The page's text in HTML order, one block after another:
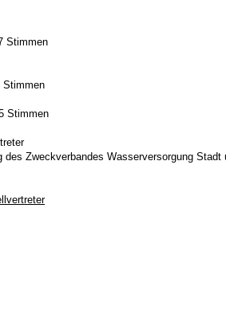
Zweckverbandes Wasserversorgung